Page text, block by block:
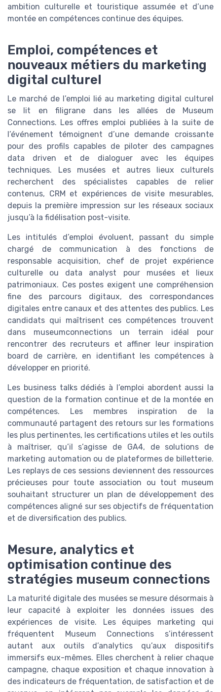
ambition culturelle et touristique assumée et d’une
montée en compétences continue des équipes.
Emploi, compétences et
nouveaux métiers du marketing
digital culturel
Le marché de l’emploi lié au marketing digital culturel
se lit en filigrane dans les allées de Museum
Connections. Les offres emploi publiées à la suite de
l’événement témoignent d’une demande croissante
pour des profils capables de piloter des campagnes
data driven et de dialoguer avec les équipes
techniques. Les musées et autres lieux culturels
recherchent des spécialistes capables de relier
contenus, CRM et expériences de visite mesurables,
depuis la première impression sur les réseaux sociaux
jusqu’à la fidélisation post-visite.
Les intitulés d’emploi évoluent, passant du simple
chargé de communication à des fonctions de
responsable acquisition, chef de projet expérience
culturelle ou data analyst pour musées et lieux
patrimoniaux. Ces postes exigent une compréhension
fine des parcours digitaux, des correspondances
digitales entre canaux et des attentes des publics. Les
candidats qui maîtrisent ces compétences trouvent
dans museumconnections un terrain idéal pour
rencontrer des recruteurs et affiner leur inspiration
board de carrière, en identifiant les compétences à
développer en priorité.
Les business talks dédiés à l’emploi abordent aussi la
question de la formation continue et de la montée en
compétences. Les membres inspiration de la
communauté partagent des retours sur les formations
les plus pertinentes, les certifications utiles et les outils
à maîtriser, qu’il s’agisse de GA4, de solutions de
marketing automation ou de plateformes de billetterie.
Les replays de ces sessions deviennent des ressources
précieuses pour toute association ou tout museum
souhaitant structurer un plan de développement des
compétences aligné sur ses objectifs de fréquentation
et de diversification des publics.
Mesure, analytics et
optimisation continue des
stratégies museum connections
La maturité digitale des musées se mesure désormais à
leur capacité à exploiter les données issues des
expériences de visite. Les équipes marketing qui
fréquentent Museum Connections s’intéressent
autant aux outils d’analytics qu’aux dispositifs
immersifs eux-mêmes. Elles cherchent à relier chaque
campagne, chaque exposition et chaque innovation à
des indicateurs de fréquentation, de satisfaction et de